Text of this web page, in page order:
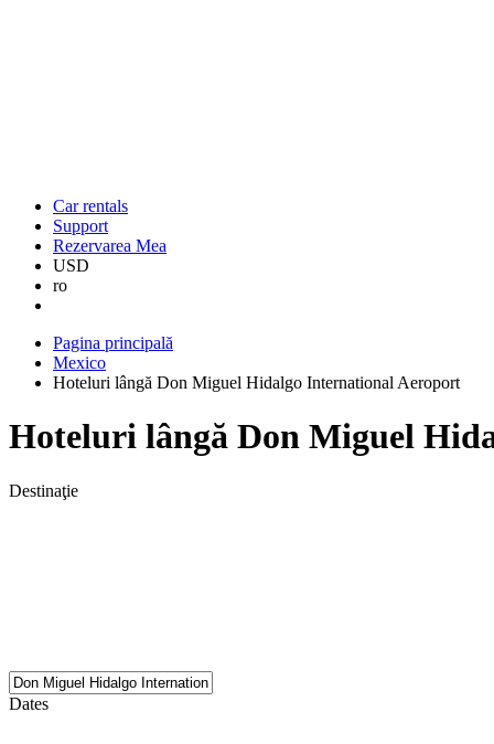
Car rentals
Support
Rezervarea Mea
USD
ro
Pagina principală
Mexico
Hoteluri lângă Don Miguel Hidalgo International Aeroport
Hoteluri lângă Don Miguel
Destinaţie
Dates